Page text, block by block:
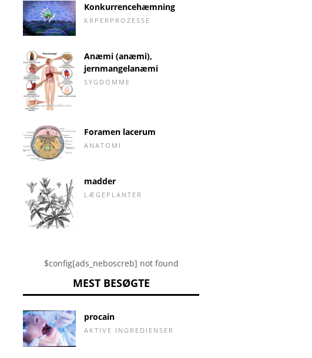
Konkurrencehæmning
KRPERPROZESSE
Anæmi (anæmi),
jernmangelanæmi
SYGDOMME
Foramen lacerum
ANATOMI
madder
LÆGEPLANTER
$config[ads_neboscreb] not found
MEST BESØGTE
procain
AKTIVE INGREDIENSER